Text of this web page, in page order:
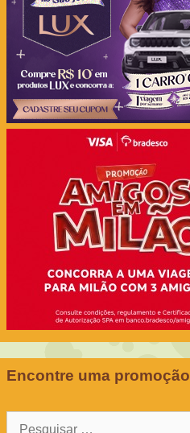
Encontre uma promoção
Pesquisar